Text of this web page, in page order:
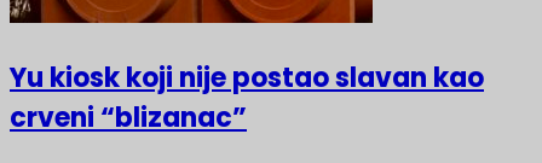
Yu kiosk koji nije postao slavan kao
crveni “blizanac”